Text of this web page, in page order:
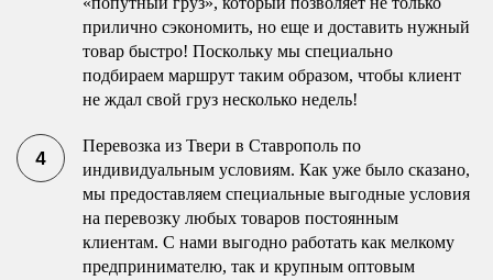
прилично сэкономить, но еще и доставить нужный
товар быстро! Поскольку мы специально
подбираем маршрут таким образом, чтобы клиент
не ждал свой груз несколько недель!
Перевозка из Твери в Ставрополь по
индивидуальным условиям. Как уже было сказано,
мы предоставляем специальные выгодные условия
на перевозку любых товаров постоянным
клиентам. С нами выгодно работать как мелкому
предпринимателю, так и крупным оптовым